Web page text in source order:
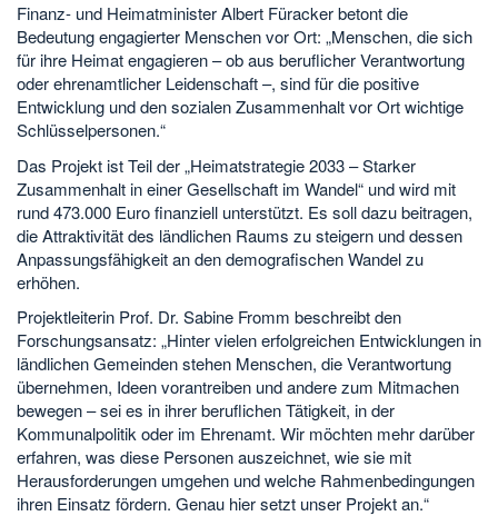
Finanz- und Heimatminister Albert Füracker betont die
Bedeutung engagierter Menschen vor Ort: „Menschen, die sich
für ihre Heimat engagieren – ob aus beruflicher Verantwortung
oder ehrenamtlicher Leidenschaft –, sind für die positive
Entwicklung und den sozialen Zusammenhalt vor Ort wichtige
Schlüsselpersonen.“
Das Projekt ist Teil der „Heimatstrategie 2033 – Starker
Zusammenhalt in einer Gesellschaft im Wandel“ und wird mit
rund 473.000 Euro finanziell unterstützt. Es soll dazu beitragen,
die Attraktivität des ländlichen Raums zu steigern und dessen
Anpassungsfähigkeit an den demografischen Wandel zu
erhöhen.
Projektleiterin Prof. Dr. Sabine Fromm beschreibt den
Forschungsansatz: „Hinter vielen erfolgreichen Entwicklungen in
ländlichen Gemeinden stehen Menschen, die Verantwortung
übernehmen, Ideen vorantreiben und andere zum Mitmachen
bewegen – sei es in ihrer beruflichen Tätigkeit, in der
Kommunalpolitik oder im Ehrenamt. Wir möchten mehr darüber
erfahren, was diese Personen auszeichnet, wie sie mit
Herausforderungen umgehen und welche Rahmenbedingungen
ihren Einsatz fördern. Genau hier setzt unser Projekt an.“